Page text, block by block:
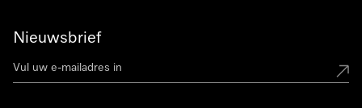
Nieuwsbrief